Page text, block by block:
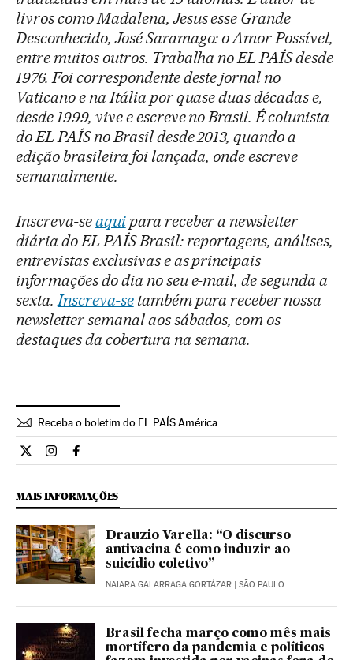
livros como Madalena, Jesus esse Grande
Desconhecido, José Saramago: o Amor Possível,
entre muitos outros. Trabalha no EL PAÍS desde
1976. Foi correspondente deste jornal no
Vaticano e na Itália por quase duas décadas e,
desde 1999, vive e escreve no Brasil. É colunista
do EL PAÍS no Brasil desde 2013, quando a
edição brasileira foi lançada, onde escreve
semanalmente.
Inscreva-seaquipara receber a newsletter
diária do EL PAÍS Brasil: reportagens, análises,
entrevistas exclusivas e as principais
informações do dia no seu e-mail, de segunda a
sexta. Inscreva-setambém para receber nossa
newsletter semanal aos sábados, com os
destaques da cobertura na semana.
Receba o boletim do EL PAÍS América
Opiniao El País Brasil en Twitter
Opiniao El País Brasil en Instagram
Opiniao El País Brasil en Facebook
MAIS INFORMAÇÕES
Drauzio Varella: “O discurso
antivacina é como induzir ao
suicídio coletivo”
NAIARA GALARRAGA GORTÁZAR | SÃO PAULO
Brasil fecha março como mês mais
mortífero da pandemia e políticos